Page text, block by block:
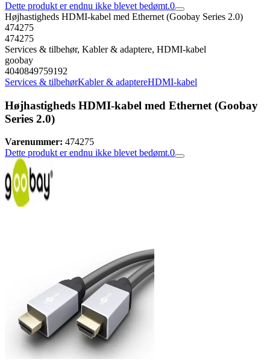
Dette produkt er endnu ikke blevet bedømt.0
Højhastigheds HDMI-kabel med Ethernet (Goobay Series 2.0)
474275
474275
Services & tilbehør, Kabler & adaptere, HDMI-kabel
goobay
4040849759192
Services & tilbehørKabler & adaptereHDMI-kabel
Højhastigheds HDMI-kabel med Ethernet (Goobay
Series 2.0)
Varenummer: 474275
Dette produkt er endnu ikke blevet bedømt.0